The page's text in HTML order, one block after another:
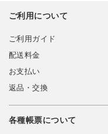
ご利用について
ご利用ガイド
配送料金
お支払い
返品・交換
各種帳票について